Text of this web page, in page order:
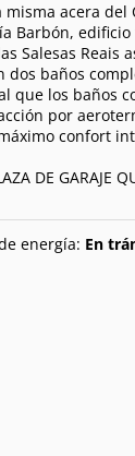
acera del
Barbón,
Salesas Reais
dos baños
que los baños
por
confort
DE GARAJE
energía: En